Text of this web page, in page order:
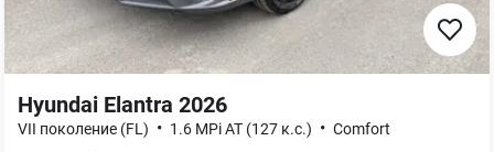
Hyundai Elantra 2026
VII поколение (FL) • 1.6 MPi AT (127 к.с.) • Comfort